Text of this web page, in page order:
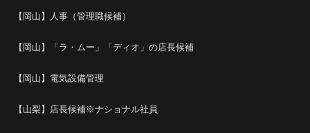
【岡山】人事（管理職候補）
【岡山】「ラ・ムー」「ディオ」の店長候補
【岡山】電気設備管理
【山梨】店長候補※ナショナル社員